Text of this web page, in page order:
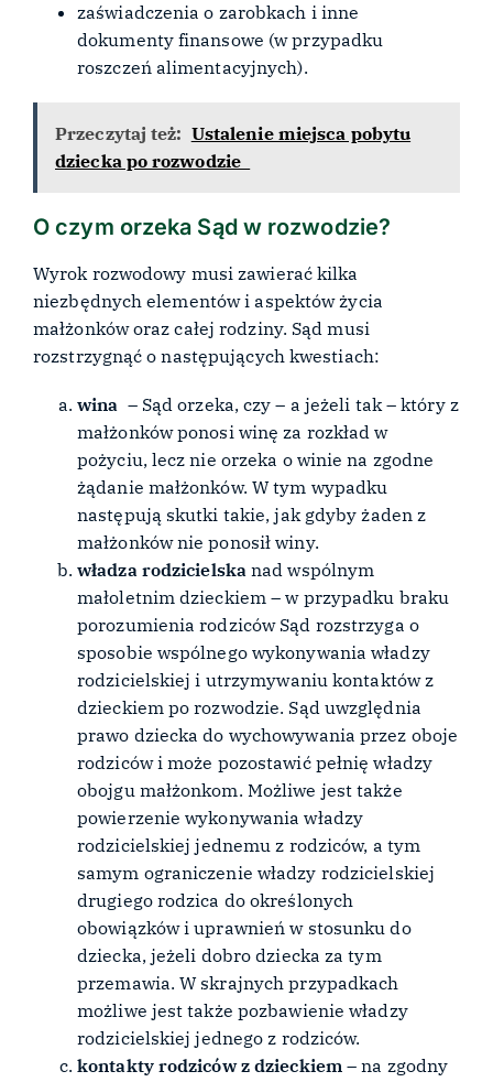
zaświadczenia o zarobkach i inne
dokumenty finansowe (w przypadku
roszczeń alimentacyjnych).
Przeczytaj też: Ustalenie miejsca pobytu
dziecka po rozwodzie
O czym orzeka Sąd w rozwodzie?
Wyrok rozwodowy musi zawierać kilka
niezbędnych elementów i aspektów życia
małżonków oraz całej rodziny. Sąd musi
rozstrzygnąć o następujących kwestiach:
wina – Sąd orzeka, czy – a jeżeli tak – który z
małżonków ponosi winę za rozkład w
pożyciu, lecz nie orzeka o winie na zgodne
żądanie małżonków. W tym wypadku
następują skutki takie, jak gdyby żaden z
małżonków nie ponosił winy.
władza rodzicielskanad wspólnym
małoletnim dzieckiem – w przypadku braku
porozumienia rodziców Sąd rozstrzyga o
sposobie wspólnego wykonywania władzy
rodzicielskiej i utrzymywaniu kontaktów z
dzieckiem po rozwodzie. Sąd uwzględnia
prawo dziecka do wychowywania przez oboje
rodziców i może pozostawić pełnię władzy
obojgu małżonkom. Możliwe jest także
powierzenie wykonywania władzy
rodzicielskiej jednemu z rodziców, a tym
samym ograniczenie władzy rodzicielskiej
drugiego rodzica do określonych
obowiązków i uprawnień w stosunku do
dziecka, jeżeli dobro dziecka za tym
przemawia. W skrajnych przypadkach
możliwe jest także pozbawienie władzy
rodzicielskiej jednego z rodziców.
kontakty rodziców z dzieckiem – na zgodny